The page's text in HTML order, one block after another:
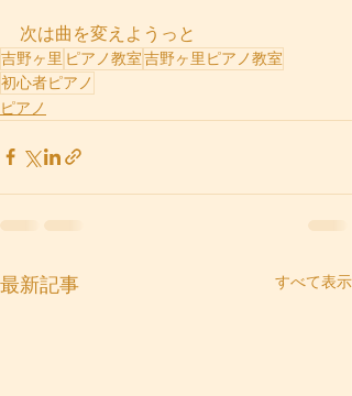
次は曲を変えようっと
吉野ヶ里 ピアノ教室吉野ヶ里ピアノ教室
初心者ピアノ
ピアノ
最新記事 すべて表示